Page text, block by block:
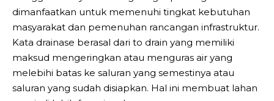
dimanfaatkan untuk memenuhi tingkat kebutuhan
masyarakat dan pemenuhan rancangan infrastruktur.
Kata drainase berasal dari to drain yang memiliki
maksud mengeringkan atau menguras air yang
melebihi batas ke saluran yang semestinya atau
saluran yang sudah disiapkan. Hal ini membuat lahan